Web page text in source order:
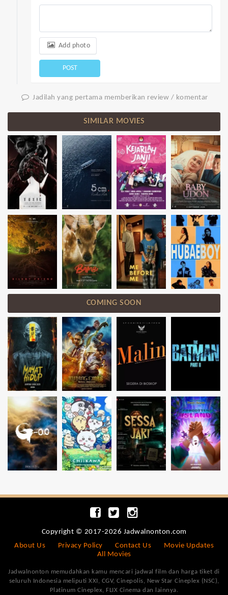
Add photo
POST
Jadilah yang pertama memberikan review / komentar
SIMILAR MOVIES
COMING SOON
Copyright © 2017-2026 Jadwalnonton.com
About Us
Privacy Policy Contact Us
Movie Updates
All Movies
Jadwalnonton memudahkan kamu mencari jadwal film dan harga tiket di
seluruh Indonesia meliputi XXI, CGV, Cinepolis, New Star Cineplex (NSC),
Platinum Cineplex, FLIX Cinema dan lainnya.